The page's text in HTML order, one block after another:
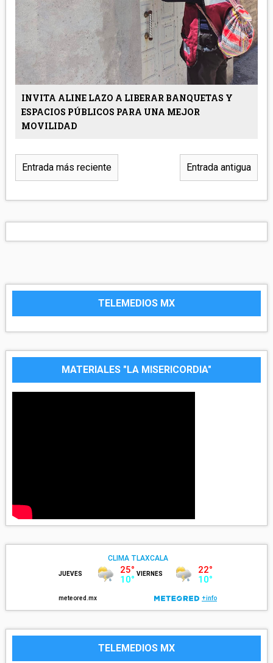
INVITA ALINE LAZO A LIBERAR BANQUETAS Y
ESPACIOS PÚBLICOS PARA UNA MEJOR
MOVILIDAD
Entrada más reciente Entrada antigua
TELEMEDIOS MX
MATERIALES "LA MISERICORDIA"
TELEMEDIOS MX